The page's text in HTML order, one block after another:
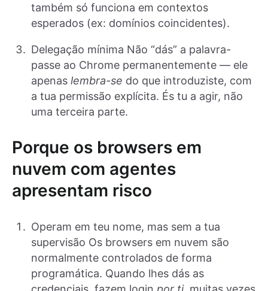
também só funciona em contextos
esperados (ex: domínios coincidentes).
Delegação mínima Não “dás” a palavra-
passe ao Chrome permanentemente — ele
apenas lembra-se do que introduziste, com
a tua permissão explícita. És tu a agir, não
uma terceira parte.
Porque os browsers em
nuvem com agentes
apresentam risco
Operam em teu nome, mas sem a tua
supervisão Os browsers em nuvem são
normalmente controlados de forma
programática. Quando lhes dás as